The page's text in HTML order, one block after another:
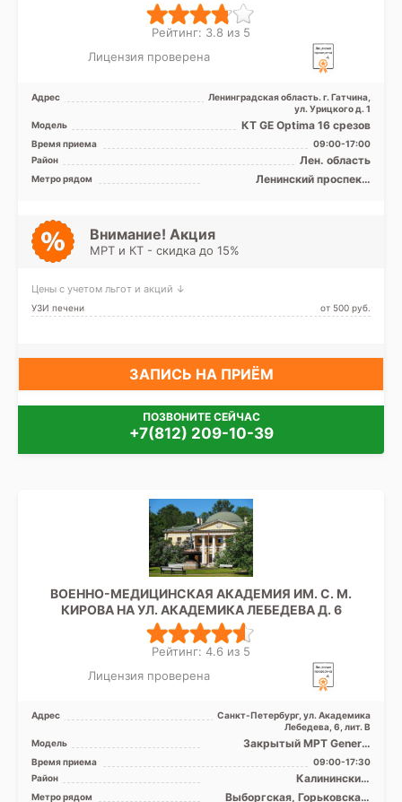
Рейтинг: 3.8 из 5
Лицензия проверена
Адрес
Ленинградская область. г. Гатчина,
ул. Урицкого д. 1
Модель
КТ GE Optima 16 срезов
Время приема
09:00-17:00
Район
Лен. область
Метро рядом
Ленинский проспект,
Внимание! Акция
МРТ и КТ - скидка до 15%
Цены с учетом льгот и акций ↓
УЗИ печени от 500 pуб.
ЗАПИСЬ НА ПРИЁМ
ПОЗВОНИТЕ СЕЙЧАС
+7(812) 209-10-39
ВОЕННО-МЕДИЦИНСКАЯ АКАДЕМИЯ ИМ. С. М.
КИРОВА НА УЛ. АКАДЕМИКА ЛЕБЕДЕВА Д. 6
Рейтинг: 4.6 из 5
Лицензия проверена
Адрес
Санкт-Петербург, ул. Академика
Лебедева, 6, лит. В
Модель
Закрытый МРТ General
Electric SIGNA 1.5 Тесла, КТ
General Electric 16 ...
Время приема
09:00-17:30
Район
Калининский,
Красногвардейский, Невский
Метро рядом Выборгская, Горьковская,